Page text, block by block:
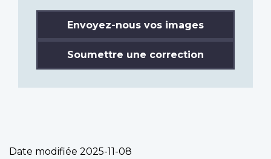
Envoyez-nous vos images
Soumettre une correction
Date modifiée 2025-11-08